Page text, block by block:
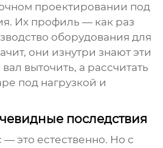
проектировании под
Их профиль — как раз
оборудования для
они изнутри знают эти
выточить, а рассчитать
под нагрузкой и
последствия
— это естественно. Но с